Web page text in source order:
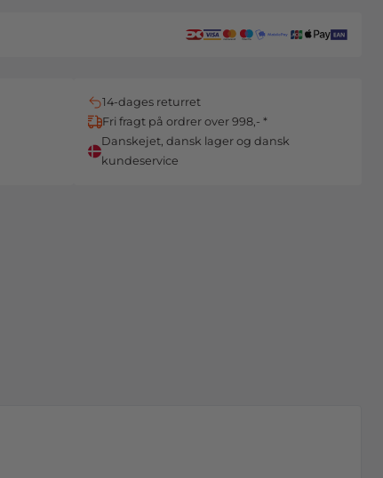
14-dages returret
Fri fragt på ordrer over 998,- *
Danskejet, dansk lager og dansk
kundeservice